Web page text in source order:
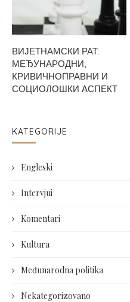
ВИЈЕТНАМСКИ РАТ:
МЕЂУНАРОДНИ,
КРИВИЧНОПРАВНИ И
СОЦИОЛОШКИ АСПЕКТ
KATEGORIJE
Engleski
Intervjui
Komentari
Kultura
Međunarodna politika
Nekategorizovano